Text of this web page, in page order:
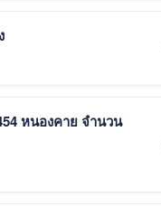
ง
หนองคาย จำนวน